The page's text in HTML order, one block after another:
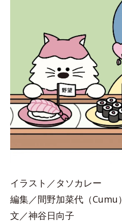
イラスト／タソカレー
編集／間野加菜代（Cumu）
文／神谷日向子